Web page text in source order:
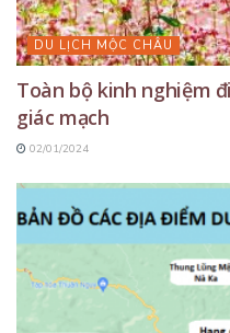
DU LỊCH MỘC CHÂU
Toàn bộ kinh nghiệm
giác mạch
02/01/2024